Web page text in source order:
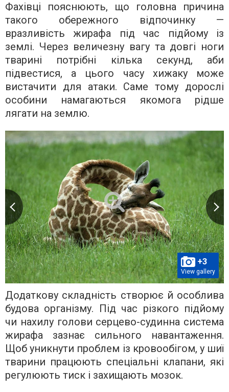
Фахівці пояснюють, що головна причина
такого обережного відпочинку —
вразливість жирафа під час підйому із
землі. Через величезну вагу та довгі ноги
тварині потрібні кілька секунд, аби
підвестися, а цього часу хижаку може
вистачити для атаки. Саме тому дорослі
особини намагаються якомога рідше
лягати на землю.
+3
View gallery
Додаткову складність створює й особлива
будова організму. Під час різкого підйому
чи нахилу голови серцево-судинна система
жирафа зазнає сильного навантаження.
Щоб уникнути проблем із кровообігом, у шиї
тварини працюють спеціальні клапани, які
регулюють тиск і захищають мозок.